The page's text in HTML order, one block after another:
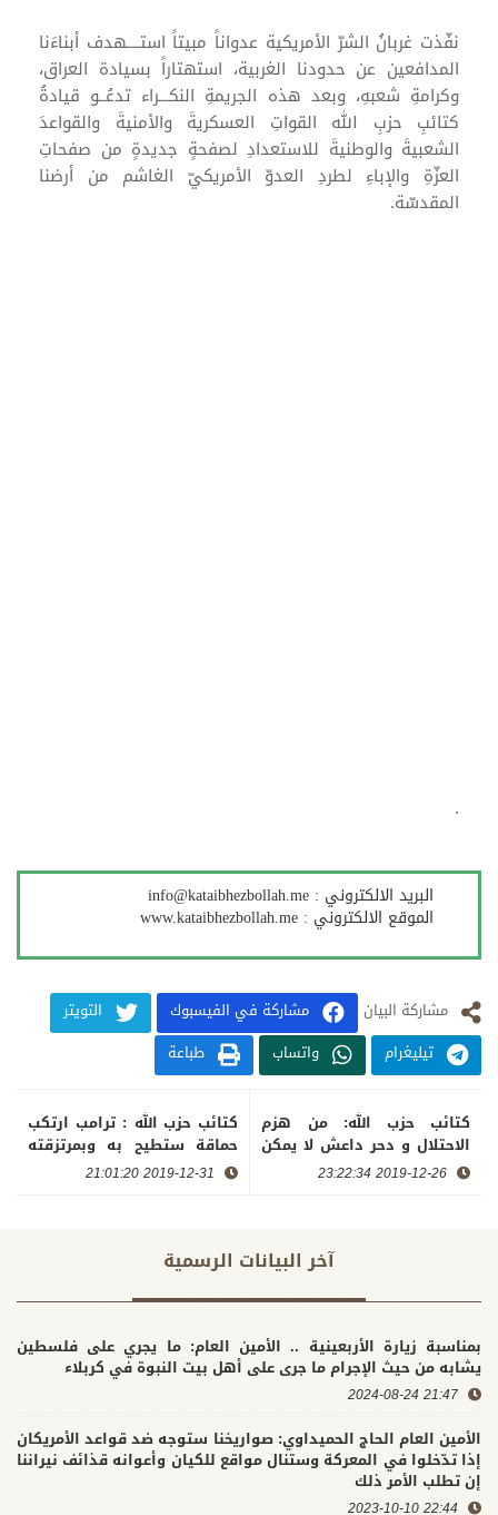
نفّذت غربانُ الشرّ الأمريكية عدواناً مبيتاً استــــهدف أبناءَنا
المدافعين عن حدودنا الغربية، استهتاراً بسيادة العراق،
وكرامةِ شعبهِ، وبعد هذه الجريمةِ النكـــراء تدعُــو قيادةُ
كتائبِ حزبِ الله القواتِ العسكريةَ والأمنيةَ والقواعدَ
الشعبيةَ والوطنيةَ للاستعدادِ لصفحةٍ جديدةٍ من صفحاتِ
العزّةِ والإباءِ لطردِ العدوّ الأمريكيّ الغاشم من أرضنا
المقدسّة.
.
البرید الالكتروني : info@kataibhezbollah.me
الموقع الالكتروني : www.kataibhezbollah.me
مشارکة البيان مشاركة في الفيسبوك
التويتر
تيليغرام
واتساب طباعة
كتائب حزب الله: من هزم
الاحتلال و دحر داعش لا يمكن
ان يخضع لعبيد المحور الصهيو
امريكي السعودي او يطاطئ
2019-12-26 23:22:34
كتائب حزب الله : ترامب ارتكب
حماقة ستطيح به وبمرتزقته
في العراق والمنطقة
2019-12-31 21:01:20
آخر البیانات الرسمية
بمناسبة زيارة الأربعينية .. الأمين العام: ما يجري على فلسطين
يشابه من حيث الإجرام ما جرى على أهل بيت النبوة في كربلاء
21:47 2024-08-24
الأمين العام الحاج الحميداوي: صواريخنا ستوجه ضد قواعد الأمريكان
إذا تدّخلوا في المعركة وستنال مواقع للكيان وأعوانه قذائف نيراننا
إن تطلب الأمر ذلك
22:44 2023-10-10